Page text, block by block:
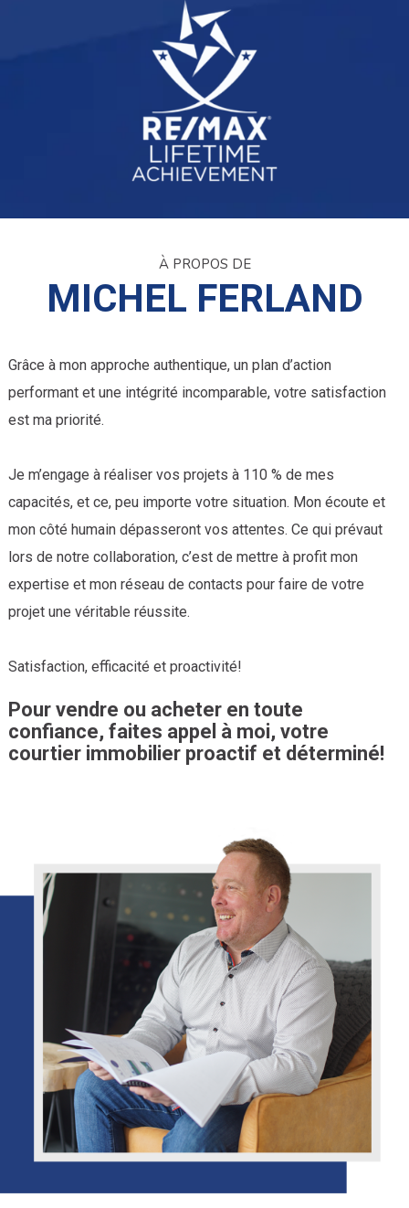
À PROPOS DE
MICHEL FERLAND
Grâce à mon approche authentique, un plan d’action
performant et une intégrité incomparable, votre satisfaction
est ma priorité.
Je m’engage à réaliser vos projets à 110 % de mes
capacités, et ce, peu importe votre situation. Mon écoute et
mon côté humain dépasseront vos attentes. Ce qui prévaut
lors de notre collaboration, c’est de mettre à profit mon
expertise et mon réseau de contacts pour faire de votre
projet une véritable réussite.
Satisfaction, efficacité et proactivité!
Pour vendre ou acheter en toute
confiance, faites appel à moi, votre
courtier immobilier proactif et déterminé!